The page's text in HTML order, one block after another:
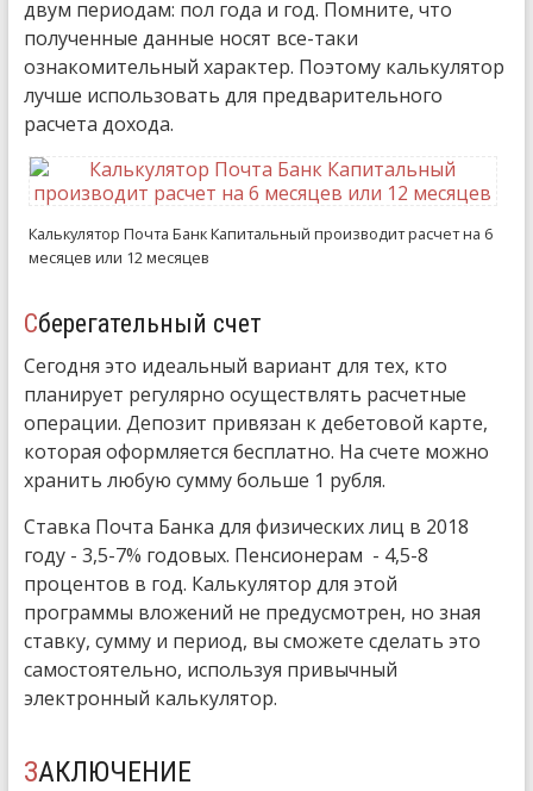
двум периодам: пол года и год. Помните, что
полученные данные носят все-таки
ознакомительный характер. Поэтому калькулятор
лучше использовать для предварительного
расчета дохода.
Калькулятор Почта Банк Капитальный производит расчет на 6
месяцев или 12 месяцев
Сберегательный счет
Сегодня это идеальный вариант для тех, кто
планирует регулярно осуществлять расчетные
операции. Депозит привязан к дебетовой карте,
которая оформляется бесплатно. На счете можно
хранить любую сумму больше 1 рубля.
Ставка Почта Банка для физических лиц в 2018
году - 3,5-7% годовых. Пенсионерам - 4,5-8
процентов в год. Калькулятор для этой
программы вложений не предусмотрен, но зная
ставку, сумму и период, вы сможете сделать это
самостоятельно, используя привычный
электронный калькулятор.
ЗАКЛЮЧЕНИЕ